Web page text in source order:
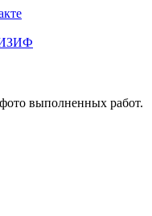
выполненных работ.